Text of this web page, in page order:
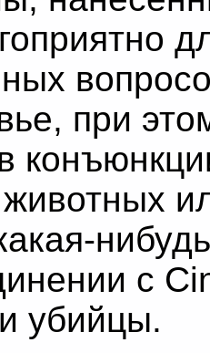
при
с
убийцы.